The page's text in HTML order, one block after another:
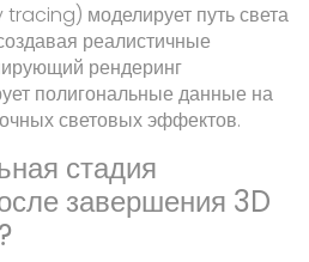
моделирует путь света
реалистичные
рендеринг
полигональные данные на
световых эффектов.
стадия
завершения 3D